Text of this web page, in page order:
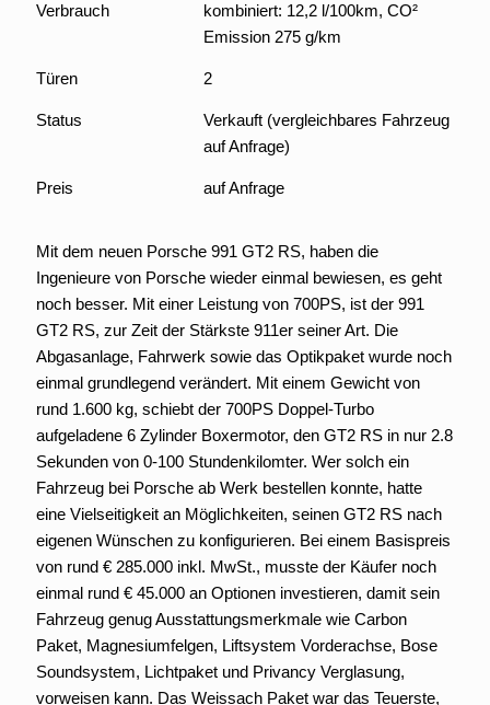
Verbrauch
kombiniert: 12,2 l/100km, CO²
Emission 275 g/km
Türen 2
Status
Verkauft (vergleichbares Fahrzeug
auf Anfrage)
Preis auf Anfrage
Mit dem neuen Porsche 991 GT2 RS, haben die
Ingenieure von Porsche wieder einmal bewiesen, es geht
noch besser. Mit einer Leistung von 700PS, ist der 991
GT2 RS, zur Zeit der Stärkste 911er seiner Art. Die
Abgasanlage, Fahrwerk sowie das Optikpaket wurde noch
einmal grundlegend verändert. Mit einem Gewicht von
rund 1.600 kg, schiebt der 700PS Doppel-Turbo
aufgeladene 6 Zylinder Boxermotor, den GT2 RS in nur 2.8
Sekunden von 0-100 Stundenkilomter. Wer solch ein
Fahrzeug bei Porsche ab Werk bestellen konnte, hatte
eine Vielseitigkeit an Möglichkeiten, seinen GT2 RS nach
eigenen Wünschen zu konfigurieren. Bei einem Basispreis
von rund € 285.000 inkl. MwSt., musste der Käufer noch
einmal rund € 45.000 an Optionen investieren, damit sein
Fahrzeug genug Ausstattungsmerkmale wie Carbon
Paket, Magnesiumfelgen, Liftsystem Vorderachse, Bose
Soundsystem, Lichtpaket und Privancy Verglasung,
vorweisen kann. Das Weissach Paket war das Teuerste,